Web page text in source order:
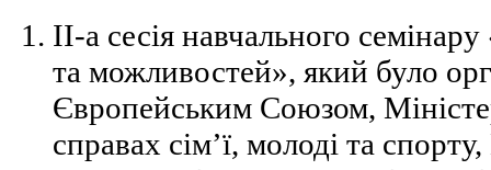
ІІ-а сесія навчального
та можливостей», який було
Європейським Союзом,
справах сім’ї, молоді та